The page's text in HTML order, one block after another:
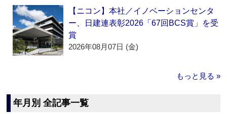
【ニコン】本社／イノベーションセンタ
ー、日建連表彰2026「67回BCS賞」を受
賞
2026年08月07日 (金)
もっと見る »
年月別 全記事一覧